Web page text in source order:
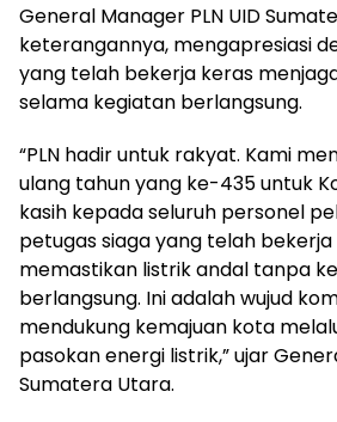
General Manager PLN UID
keterangannya, mengapresiasi
yang telah bekerja keras
selama kegiatan berlangsung.
“PLN hadir untuk rakyat. Kami
ulang tahun yang ke-435 untuk
kasih kepada seluruh personel
petugas siaga yang telah
memastikan listrik andal tanpa
berlangsung. Ini adalah wujud
mendukung kemajuan kota
pasokan energi listrik,” ujar
Sumatera Utara.